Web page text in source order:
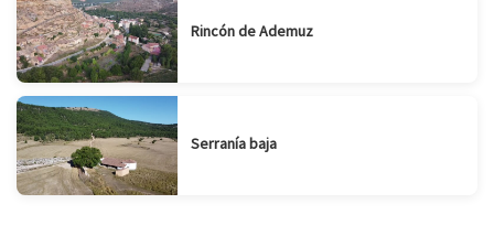
Rincón de Ademuz
Serranía baja